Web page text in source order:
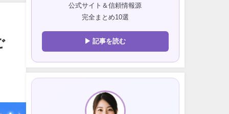
公式サイト＆信頼情報源
完全まとめ10選
▶ 記事を読む